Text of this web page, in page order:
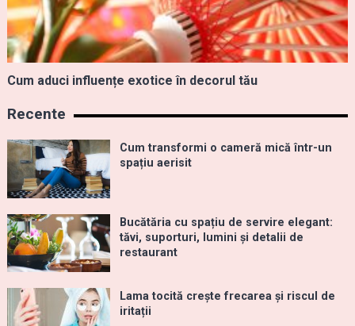
Cum aduci influențe exotice în decorul tău
Recente
Cum transformi o cameră mică într-un
spațiu aerisit
Bucătăria cu spațiu de servire elegant:
tăvi, suporturi, lumini și detalii de
restaurant
Lama tocită crește frecarea și riscul de
iritații